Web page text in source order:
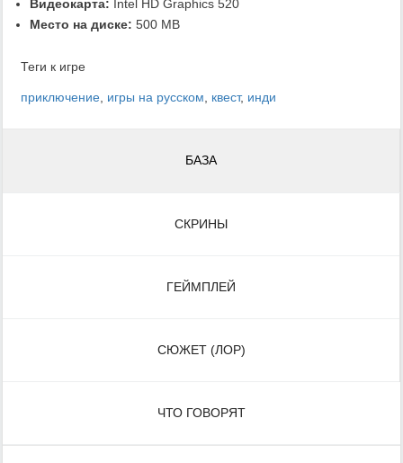
Видеокарта: Intel HD Graphics 520
Место на диске: 500 MB
Теги к игре
приключение, игры на русском, квест, инди
БАЗА
СКРИНЫ
ГЕЙМПЛЕЙ
СЮЖЕТ (ЛОР)
ЧТО ГОВОРЯТ